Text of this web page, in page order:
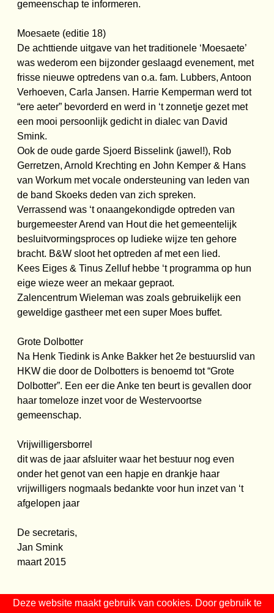
gemeenschap te informeren.
Moesaete (editie 18)
De achttiende uitgave van het traditionele ‘Moesaete’
was wederom een bijzonder geslaagd evenement, met
frisse nieuwe optredens van o.a. fam. Lubbers, Antoon
Verhoeven, Carla Jansen. Harrie Kemperman werd tot
“ere aeter” bevorderd en werd in ‘t zonnetje gezet met
een mooi persoonlijk gedicht in dialec van David
Smink.
Ook de oude garde Sjoerd Bisselink (jawel!), Rob
Gerretzen, Arnold Krechting en John Kemper & Hans
van Workum met vocale ondersteuning van leden van
de band Skoeks deden van zich spreken.
Verrassend was ‘t onaangekondigde optreden van
burgemeester Arend van Hout die het gemeentelijk
besluitvormingsproces op ludieke wijze ten gehore
bracht. B&W sloot het optreden af met een lied.
Kees Eiges & Tinus Zelluf hebbe ‘t programma op hun
eige wieze weer an mekaar gepraot.
Zalencentrum Wieleman was zoals gebruikelijk een
geweldige gastheer met een super Moes buffet.
Grote Dolbotter
Na Henk Tiedink is Anke Bakker het 2e bestuurslid van
HKW die door de Dolbotters is benoemd tot “Grote
Dolbotter”. Een eer die Anke ten beurt is gevallen door
haar tomeloze inzet voor de Westervoortse
gemeenschap.
Vrijwilligersborrel
dit was de jaar afsluiter waar het bestuur nog even
onder het genot van een hapje en drankje haar
vrijwilligers nogmaals bedankte voor hun inzet van ‘t
afgelopen jaar
De secretaris,
Jan Smink
maart 2015
Deze website maakt gebruik van cookies. Door gebruik te